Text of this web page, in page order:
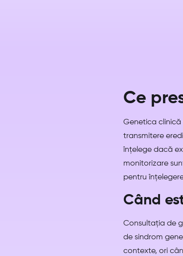
Ce
Genetica clinică
transmitere
înțelege dacă
monitorizare
pentru
Când
Consultația de
de sindrom
contexte, ori